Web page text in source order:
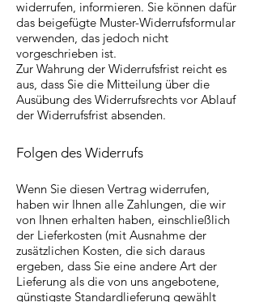
widerrufen, informieren. Sie können dafür
das beigefügte Muster-Widerrufsformular
verwenden, das jedoch nicht
vorgeschrieben ist.
Zur Wahrung der Widerrufsfrist reicht es
aus, dass Sie die Mitteilung über die
Ausübung des Widerrufsrechts vor Ablauf
der Widerrufsfrist absenden.
Folgen des Widerrufs
Wenn Sie diesen Vertrag widerrufen,
haben wir Ihnen alle Zahlungen, die wir
von Ihnen erhalten haben, einschließlich
der Lieferkosten (mit Ausnahme der
zusätzlichen Kosten, die sich daraus
ergeben, dass Sie eine andere Art der
Lieferung als die von uns angebotene,
günstigste Standardlieferung gewählt